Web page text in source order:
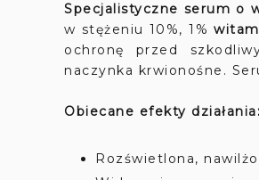
Specjalistyczne serum o
w stężeniu 10%, 1%
ochronę przed
naczynka krwionośne.
Obiecane efekty działania:
Rozświetlona,